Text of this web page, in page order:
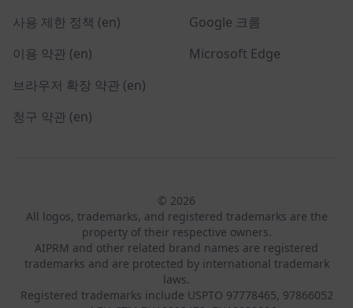
사용 제한 정책 (en)
이용 약관 (en)
브라우저 확장 약관 (en)
청구 약관 (en)
Google 크롬
Microsoft Edge
© 2026
All logos, trademarks, and registered trademarks are the
property of their respective owners.
AIPRM and other related brand names are registered
trademarks and are protected by international trademark
laws.
Registered trademarks include USPTO 97778465, 97866052